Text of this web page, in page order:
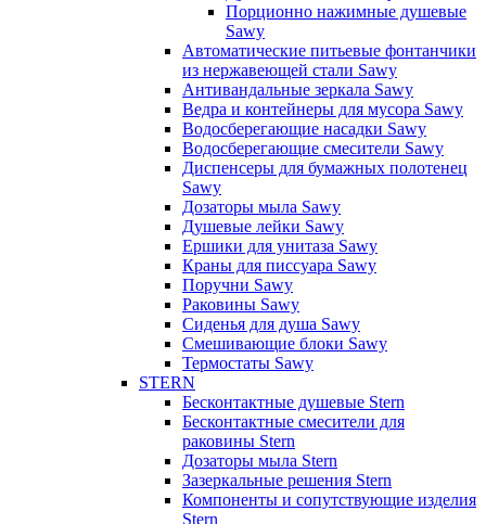
Порционно нажимные душевые
Sawy
Автоматические питьевые фонтанчики
из нержавеющей стали Sawy
Антивандальные зеркала Sawy
Ведра и контейнеры для мусора Sawy
Водосберегающие насадки Sawy
Водосберегающие смесители Sawy
Диспенсеры для бумажных полотенец
Sawy
Дозаторы мыла Sawy
Душевые лейки Sawy
Ершики для унитаза Sawy
Краны для писсуара Sawy
Поручни Sawy
Раковины Sawy
Сиденья для душа Sawy
Смешивающие блоки Sawy
Термостаты Sawy
STERN
Бесконтактные душевые Stern
Бесконтактные смесители для
раковины Stern
Дозаторы мыла Stern
Зазеркальные решения Stern
Компоненты и сопутствующие изделия
Stern